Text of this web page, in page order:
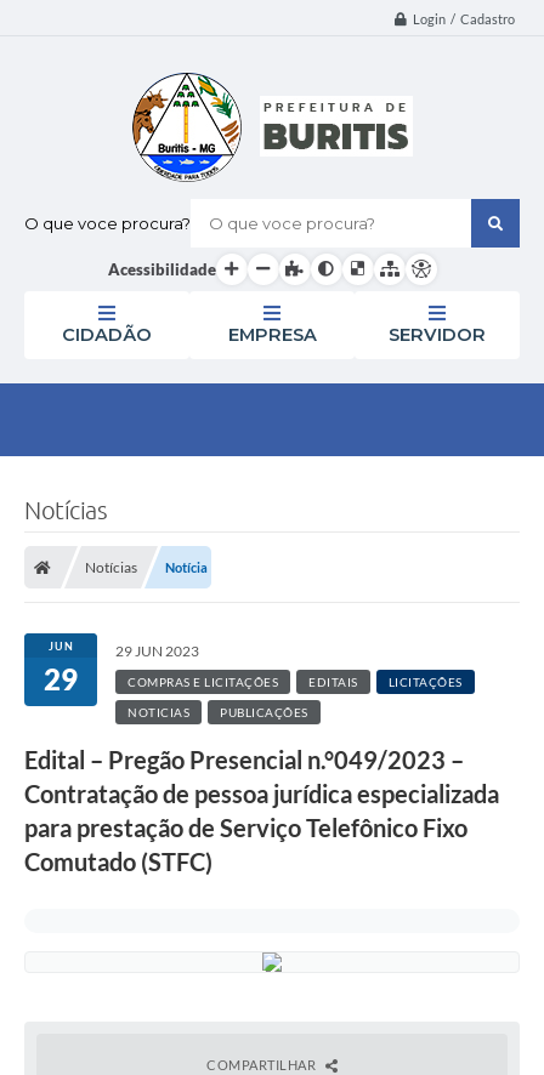
Login / Cadastro
O que voce procura?
Acessibilidade
CIDADÃO EMPRESA SERVIDOR
Notícias
Notícias Notícia
JUN
29
29 JUN 2023
COMPRAS E LICITAÇÕES EDITAIS LICITAÇÕES
NOTICIAS PUBLICAÇÕES
Edital – Pregão Presencial n.°049/2023 –
Contratação de pessoa jurídica especializada
para prestação de Serviço Telefônico Fixo
Comutado (STFC)
COMPARTILHAR